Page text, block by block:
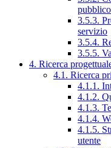
pubblico
3.5.3.
servizio
3.5.4.
3.5.5.
4. Ricerca
4.1. Ricerca
4.1.1.
4.1.2.
4.1.3.
4.1.4.
4.1.5.
utente